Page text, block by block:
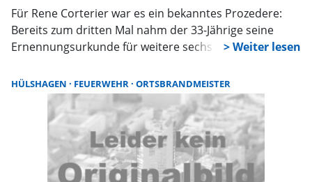
Für Rene Corterier war es ein bekanntes Prozedere:
Bereits zum dritten Mal nahm der 33-Jährige seine
Ernennungsurkunde für weitere sechs Jahre als
Dedensen entgegen.
HÜLSHAGEN FEUERWEHR ORTSBRANDMEISTER